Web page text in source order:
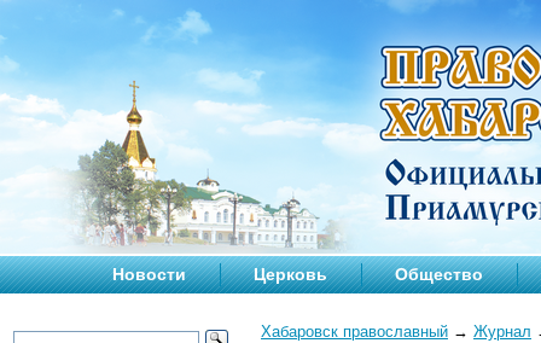
Новости Церковь Общество
Хабаровск православный → Журнал